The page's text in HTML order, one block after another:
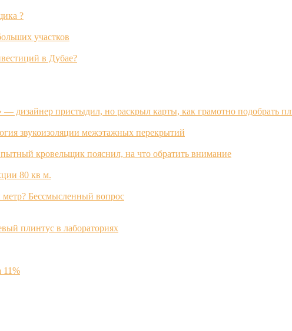
?
участков
в Дубае?
— дизайнер пристыдил, но раскрыл карты, как грамотно подобрать
звукоизоляции межэтажных перекрытий
кровельщик пояснил, на что обратить внимание
80 кв м.
метр? Бессмысленный вопрос
плинтус в лабораториях
11%